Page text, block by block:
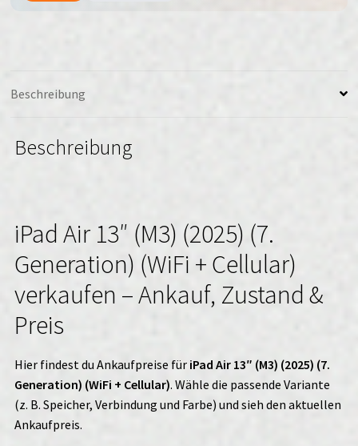
Beschreibung
Beschreibung
iPad Air 13″ (M3) (2025) (7.
Generation) (WiFi + Cellular)
verkaufen – Ankauf, Zustand &
Preis
Hier findest du Ankaufpreise für iPad Air 13″ (M3) (2025) (7.
Generation) (WiFi + Cellular). Wähle die passende Variante
(z. B. Speicher, Verbindung und Farbe) und sieh den aktuellen
Ankaufpreis.